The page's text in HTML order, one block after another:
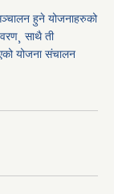
हुने योजनाहरुको
साथै ती
योजना संचालन